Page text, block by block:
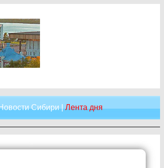
Сибири|Лента дня